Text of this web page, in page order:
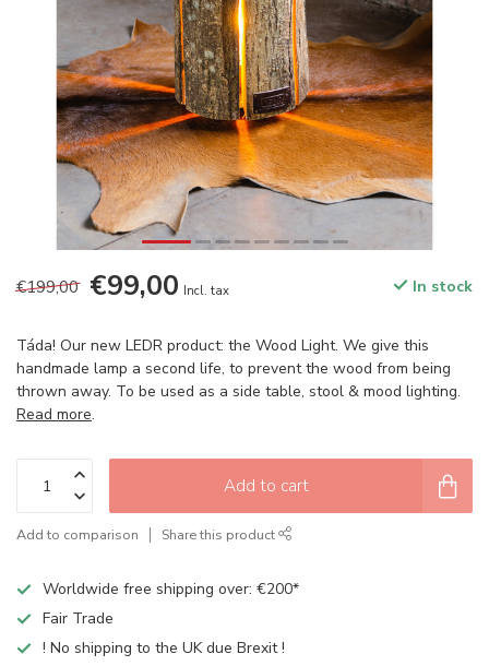
€199,00 €99,00 Incl. tax In stock
Táda! Our new LEDR product: the Wood Light. We give this
handmade lamp a second life, to prevent the wood from being
thrown away. To be used as a side table, stool & mood lighting.
Read more.
Add to cart
Add to comparison Share this product
Worldwide free shipping over: €200*
Fair Trade
! No shipping to the UK due Brexit !